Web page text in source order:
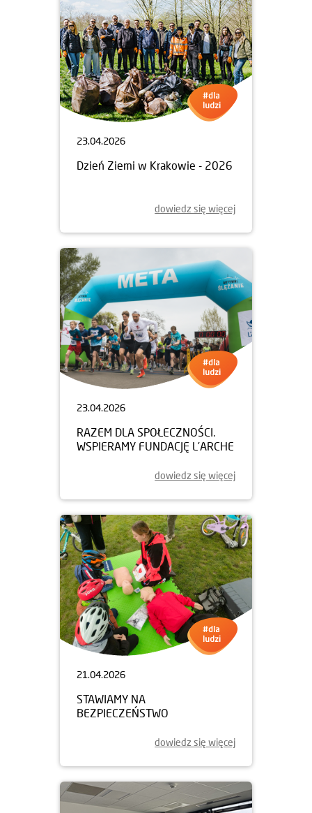
23.04.2026
Dzień Ziemi w Krakowie - 2026
dowiedz się więcej
23.04.2026
RAZEM DLA SPOŁECZNOŚCI.
WSPIERAMY FUNDACJĘ L’ARCHE
dowiedz się więcej
21.04.2026
STAWIAMY NA
BEZPIECZEŃSTWO
dowiedz się więcej